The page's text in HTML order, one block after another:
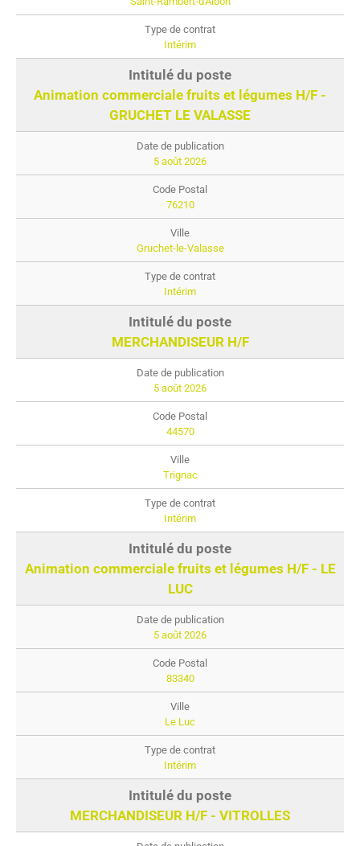
Intérim
Animation commerciale fruits et légumes H/F -
GRUCHET LE VALASSE
5 août 2026
76210
Gruchet-le-Valasse
Intérim
MERCHANDISEUR H/F
5 août 2026
44570
Trignac
Intérim
Animation commerciale fruits et légumes H/F - LE
LUC
5 août 2026
83340
Le Luc
Intérim
MERCHANDISEUR H/F - VITROLLES